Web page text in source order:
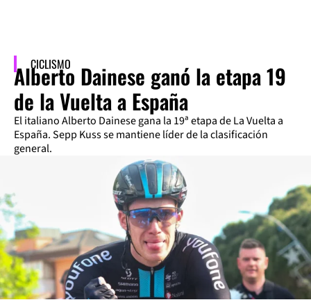
CICLISMO
Alberto Dainese ganó la etapa 19
de la Vuelta a España
El italiano Alberto Dainese gana la 19ª etapa de La Vuelta a
España. Sepp Kuss se mantiene líder de la clasificación
general.